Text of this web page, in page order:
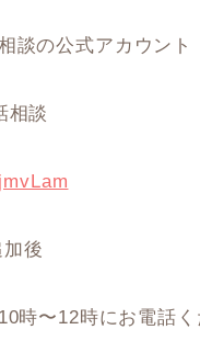
談の公式アカウント
相談
後
時〜12時にお電話く